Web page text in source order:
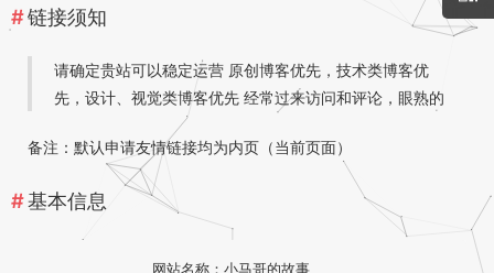
链接须知
请确定贵站可以稳定运营 原创博客优先，技术类博客优
先，设计、视觉类博客优先 经常过来访问和评论，眼熟的
备注：默认申请友情链接均为内页（当前页面）
基本信息
            网站名称：小马哥的故事